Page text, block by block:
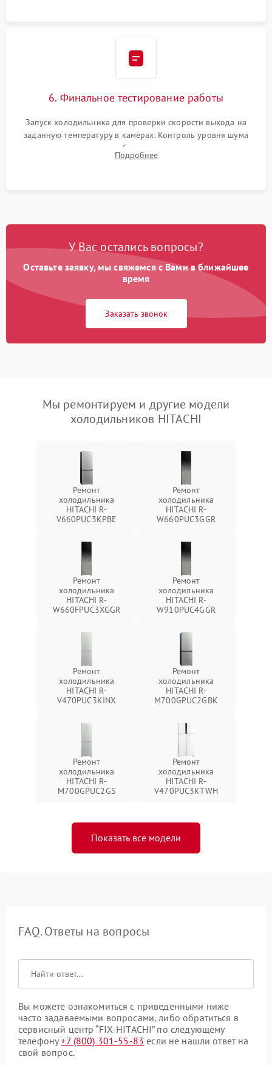
6. Финальное тестирование работы
Запуск холодильника для проверки скорости выхода на
заданную температуру в камерах. Контроль уровня шума
компрессора, отсутствия обмерзания стенок и корректного
срабатывания системы автоматической оттайки.
Подробнее
У Вас остались вопросы?
Оставьте заявку, мы свяжемся с Вами в ближайшее
время
Заказать звонок
Мы ремонтируем и другие модели
холодильников HITACHI
Ремонт
холодильника
HITACHI R-
V660PUC3KPBE
Ремонт
холодильника
HITACHI R-
W660PUC3GGR
Ремонт
холодильника
HITACHI R-
W660FPUC3XGGR
Ремонт
холодильника
HITACHI R-
W910PUC4GGR
Ремонт
холодильника
HITACHI R-
V470PUC3KINX
Ремонт
холодильника
HITACHI R-
M700GPUC2GBK
Ремонт
холодильника
HITACHI R-
M700GPUC2GS
Ремонт
холодильника
HITACHI R-
V470PUC3KTWH
Показать все модели
FAQ. Ответы на вопросы
Вы можете ознакомиться с приведенными ниже
часто задаваемыми вопросами, либо обратиться в
сервисный центр “FIX-HITACHI” по следующему
телефону+7 (800) 301-55-83 если не нашли ответ на
свой вопрос.